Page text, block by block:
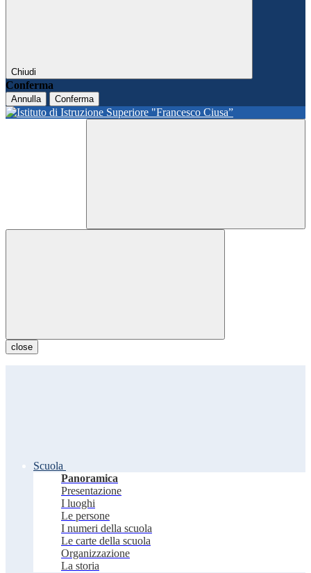
Chiudi
Conferma
Annulla Conferma
close
Scuola
Panoramica
Presentazione
I luoghi
Le persone
I numeri della scuola
Le carte della scuola
Organizzazione
La storia